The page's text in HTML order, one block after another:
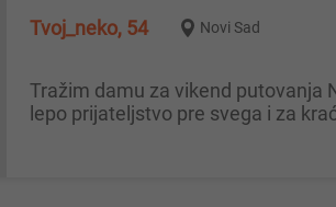
Tvoj_neko, 54 Novi Sad
Tražim damu za vikend putovanja Normalan, kulturan, obrazovoan, dobronameran i sloboda muškarac upoznao bi damu da
lepo prijateljstvo pre svega i za